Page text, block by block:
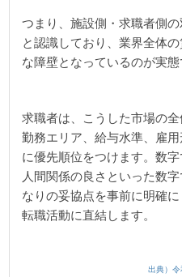
つまり、施設側・求職者側
と認識しており、業界全体
な障壁となっているのが実態
求職者は、こうした市場の
勤務エリア、給与水準、雇
に優先順位をつけます。数
人間関係の良さといった数
なりの妥協点を事前に明確
転職活動に直結します。
出典）